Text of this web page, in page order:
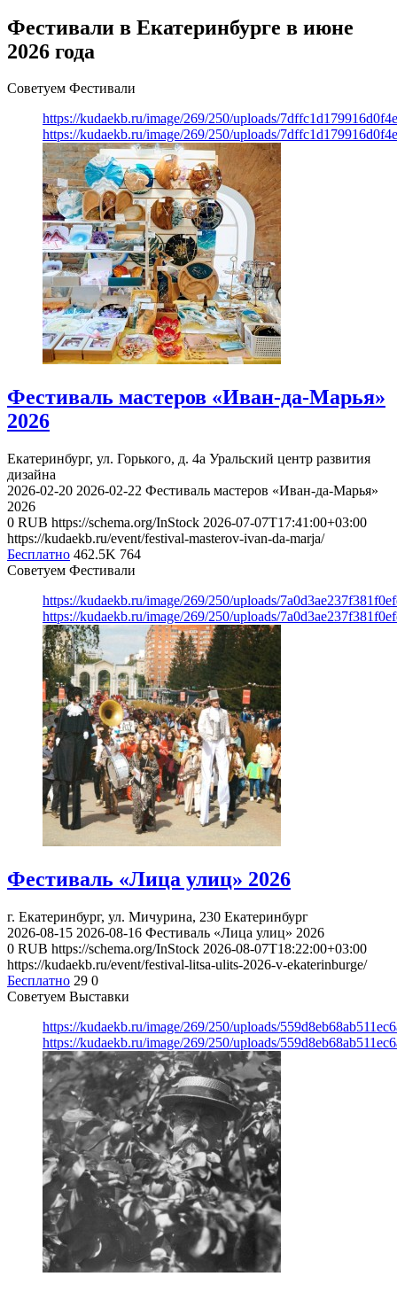
Фестивали в Екатеринбурге в июне
2026 года
Советуем Фестивали
https://kudaekb.ru/image/269/250/uploads/
https://kudaekb.ru/image/269/250/uploads/
Фестиваль мастеров «Иван-да-Марья»
2026
Екатеринбург, ул. Горького, д. 4а Уральский центр развития
дизайна
2026-02-20 2026-02-22 Фестиваль мастеров «Иван-да-Марья»
2026
0 RUB https://schema.org/InStock 2026-07-07T17:41:00+03:00
https://kudaekb.ru/event/festival-masterov-ivan-da-marja/
Бесплатно 462.5K 764
Советуем Фестивали
https://kudaekb.ru/image/269/250/uploads/
https://kudaekb.ru/image/269/250/uploads/
Фестиваль «Лица улиц» 2026
г. Екатеринбург, ул. Мичурина, 230 Екатеринбург
2026-08-15 2026-08-16 Фестиваль «Лица улиц» 2026
0 RUB https://schema.org/InStock 2026-08-07T18:22:00+03:00
https://kudaekb.ru/event/festival-litsa-ulits-2026-v-ekaterinburge/
Бесплатно 29 0
Советуем Выставки
https://kudaekb.ru/image/269/250/uploads/
https://kudaekb.ru/image/269/250/uploads/